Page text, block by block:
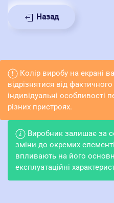
Назад
Колір виробу на екрані
відрізнятися від
індивідуальні особливості
різних пристроях.
Виробник залишає за
зміни до окремих
впливають на його
експлуатаційні